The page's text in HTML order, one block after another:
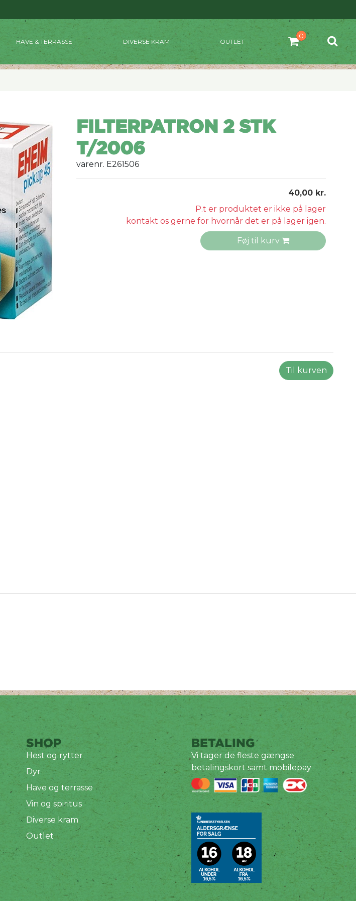
HAVE & TERRASSE DIVERSE KRAM OUTLET
FILTERPATRON 2 STK
T/2006
varenr. E261506
40,00 kr.
P.t er produktet er ikke på lager
kontakt os gerne for hvornår det er på lager igen.
Føj til kurv
Til kurven
SHOP
Hest og rytter
Dyr
Have og terrasse
Vin og spiritus
Diverse kram
Outlet
BETALING
Vi tager de fleste gængse
betalingskort samt mobilepay